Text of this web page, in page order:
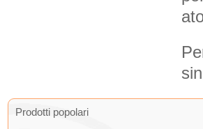
Prodotti popolari